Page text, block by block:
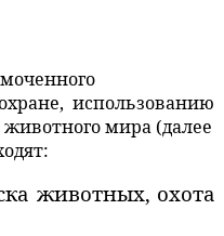
использованию
мира (далее
животных, охота